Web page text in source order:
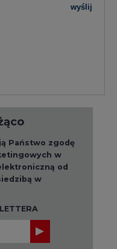
wyślij
Państwo zgodę
w
od
w